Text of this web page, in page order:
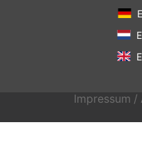
Impressum /